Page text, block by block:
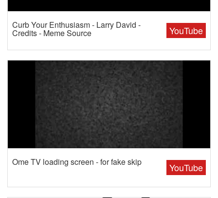
YouTube
Curb Your Enthusiasm - Larry David -
Credits - Meme Source
YouTube
Ome TV loading screen - for fake skip